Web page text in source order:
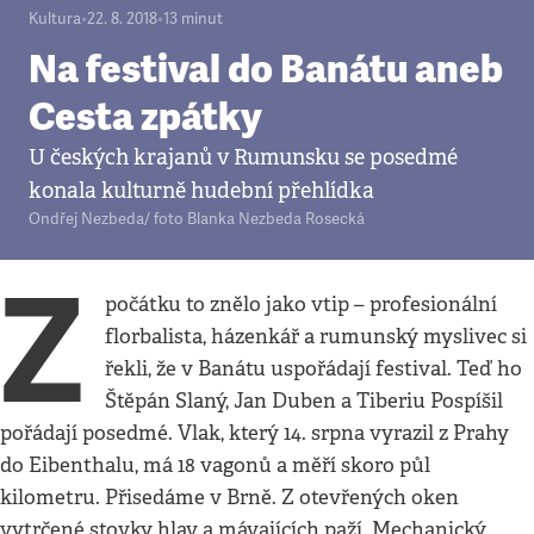
Kultura•22. 8. 2018•13 minut
Na festival do Banátu aneb
Cesta zpátky
U českých krajanů v Rumunsku se posedmé
konala kulturně hudební přehlídka
Ondřej Nezbeda/ foto Blanka Nezbeda Rosecká
Z
počátku to znělo jako vtip – profesionální
florbalista, házenkář a rumunský myslivec si
řekli, že v Banátu uspořádají festival. Teď ho
Štěpán Slaný, Jan Duben a Tiberiu Pospíšil
pořádají posedmé. Vlak, který 14. srpna vyrazil z Prahy
do Eibenthalu, má 18 vagonů a měří skoro půl
kilometru. Přisedáme v Brně. Z otevřených oken